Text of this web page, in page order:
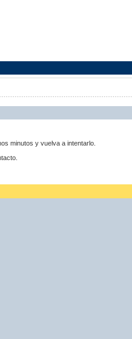
minutos y vuelva a intentarlo.